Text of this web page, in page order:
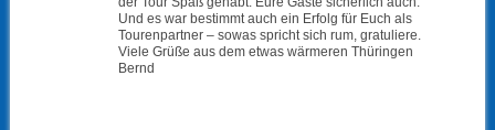
Und es war bestimmt auch ein Erfolg für Euch als
Tourenpartner – sowas spricht sich rum, gratuliere.
Viele Grüße aus dem etwas wärmeren Thüringen
Bernd